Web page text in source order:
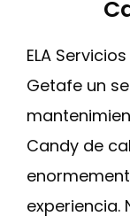
ELA
Getafe un
Candy de
experiencia.